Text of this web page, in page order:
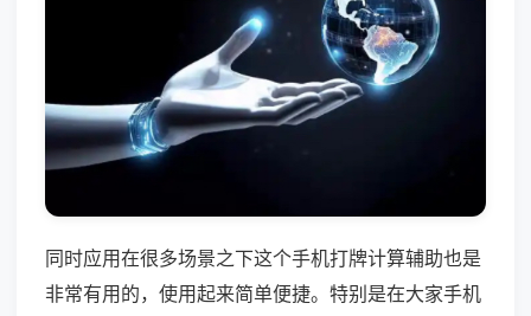
同时应用在很多场景之下这个手机打牌计算辅助也是
非常有用的，使用起来简单便捷。特别是在大家手机